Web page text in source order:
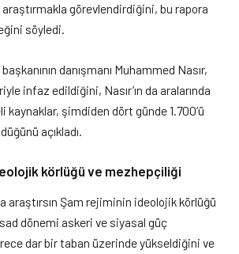
araştırmakla görevlendirdiğini, bu rapora
söyledi.
danışmanı Muhammed Nasır,
infaz edildiğini, Nasır’ın da aralarında
kaynaklar, şimdiden dört günde 1.700’ü
açıkladı.
körlüğü ve mezhepçiliği
araştırsın Şam rejiminin ideolojik körlüğü
dönemi askeri ve siyasal güç
dar bir taban üzerinde yükseldiğini ve